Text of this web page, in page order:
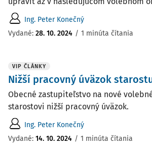
Ing. Peter Konečný
Vydané: 28. 10. 2024 / 1 minúta čítania
VIP ČLÁNKY
Nižší pracovný úväzok
Obecné zastupiteľstvo na nové
starostovi nižší pracovný úväzok.
Ing. Peter Konečný
Vydané: 14. 10. 2024 / 1 minúta čítania